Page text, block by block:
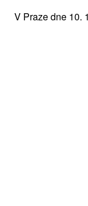
V Praze dne 10.